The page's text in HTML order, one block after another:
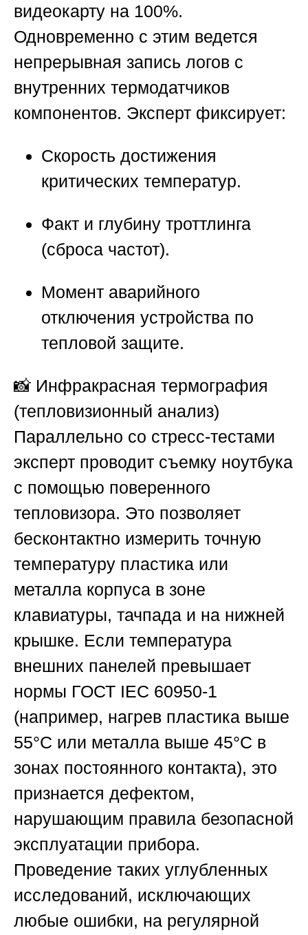
видеокарту на 100%.
Одновременно с этим ведется
непрерывная запись логов с
внутренних термодатчиков
компонентов. Эксперт фиксирует:
Скорость достижения
критических температур.
Факт и глубину троттлинга
(сброса частот).
Момент аварийного
отключения устройства по
тепловой защите.
📸 Инфракрасная термография
(тепловизионный анализ)
Параллельно со стресс-тестами
эксперт проводит съемку ноутбука
с помощью поверенного
тепловизора. Это позволяет
бесконтактно измерить точную
температуру пластика или
металла корпуса в зоне
клавиатуры, тачпада и на нижней
крышке. Если температура
внешних панелей превышает
нормы ГОСТ IEC 60950-1
(например, нагрев пластика выше
55°C или металла выше 45°C в
зонах постоянного контакта), это
признается дефектом,
нарушающим правила безопасной
эксплуатации прибора.
Проведение таких углубленных
исследований, исключающих
любые ошибки, на регулярной